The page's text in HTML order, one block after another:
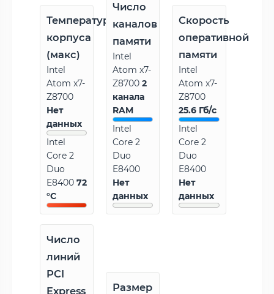
Температура
корпуса
(макс)
Intel
Atom x7-
Z8700
Нет
данных
Intel
Core 2
Duo
E8400 72
°C
Число
каналов
памяти
Intel
Atom x7-
Z87002
канала
RAM
Intel
Core 2
Duo
E8400
Нет
данных
Скорость
оперативной
памяти
Intel
Atom x7-
Z8700
25.6 Гб/с
Intel
Core 2
Duo
E8400
Нет
данных
Число
линий
PCI
Express
Размер